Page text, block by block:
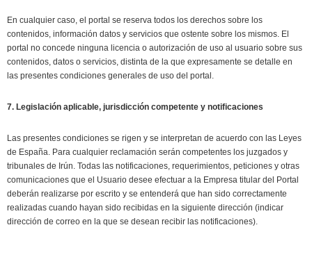
En cualquier caso, el portal se reserva todos los derechos sobre los
contenidos, información datos y servicios que ostente sobre los mismos. El
portal no concede ninguna licencia o autorización de uso al usuario sobre sus
contenidos, datos o servicios, distinta de la que expresamente se detalle en
las presentes condiciones generales de uso del portal.
7. Legislación aplicable, jurisdicción competente y notificaciones
Las presentes condiciones se rigen y se interpretan de acuerdo con las Leyes
de España. Para cualquier reclamación serán competentes los juzgados y
tribunales de Irún. Todas las notificaciones, requerimientos, peticiones y otras
comunicaciones que el Usuario desee efectuar a la Empresa titular del Portal
deberán realizarse por escrito y se entenderá que han sido correctamente
realizadas cuando hayan sido recibidas en la siguiente dirección (indicar
dirección de correo en la que se desean recibir las notificaciones).